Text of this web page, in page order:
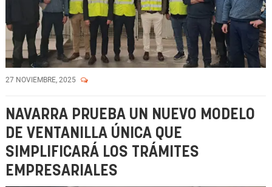
27 NOVIEMBRE, 2025
NAVARRA PRUEBA UN NUEVO MODELO
DE VENTANILLA ÚNICA QUE
SIMPLIFICARÁ LOS TRÁMITES
EMPRESARIALES